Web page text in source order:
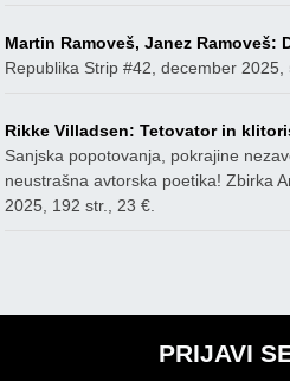
Martin Ramoveš, Janez Ramoveš:
Republika Strip #42, december 2025,
Rikke Villadsen: Tetovator in
Sanjska popotovanja, pokrajine
neustrašna avtorska poetika! Zbirka
2025, 192 str., 23 €.
PRIJAVI